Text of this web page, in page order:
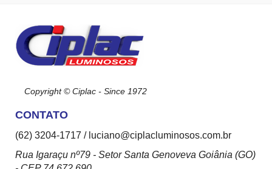
Copyright © Ciplac - Since 1972
CONTATO
(62) 3204-1717 / luciano@ciplacluminosos.com.br
Rua Igaraçu nº79 - Setor Santa Genoveva Goiânia (GO)